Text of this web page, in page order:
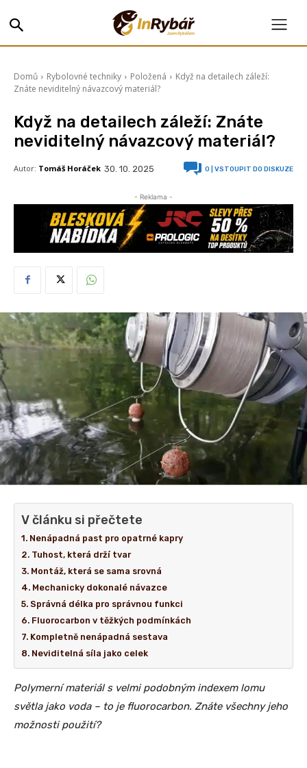
Domů Rybolovné techniky Položená
Když na detailech záleží:
Znáte neviditelný návazcový materiál?
Když na detailech záleží: Znáte
neviditelný návazcový materiál?
Autor: Tomáš Horáček 30. 10. 2025 0 | VSTOUPIT DO DISKUZE
- Reklama -
V článku si přečtete
Nenápadná past pro opatrné kapry
Tuhost, která drží tvar
Montáž, která se sama srovná
Mechanicky dokonalé návazce
Správná délka pro správnou funkci
Fluorocarbon v těžkých podmínkách
Kompletně nenápadná sestava
Neviditelná síla jako celek
Polymerní materiál s velmi podobným indexem lomu
světla jako voda – to je fluorocarbon. Znáte všechny jeho
možnosti použití?